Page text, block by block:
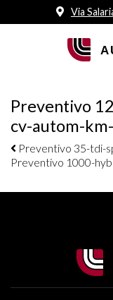
Via
Preventivo
cv-autom-
Navigazione
Preventivo 35-tdi-
Preventivo 1000-